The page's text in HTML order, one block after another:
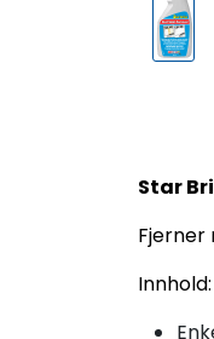
Star
Fjerner